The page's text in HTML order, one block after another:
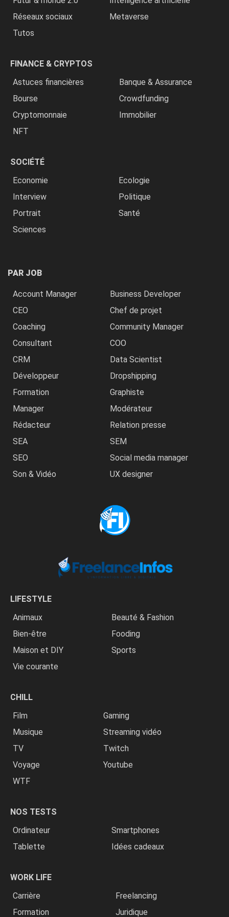
Réseaux sociaux
Metaverse
Tutos
FINANCE & CRYPTOS
Astuces financières
Banque & Assurance
Bourse
Crowdfunding
Cryptomonnaie
Immobilier
NFT
SOCIÉTÉ
Economie
Ecologie
Interview
Politique
Portrait
Santé
Sciences
PAR JOB
Account Manager
Business Developer
CEO
Chef de projet
Coaching
Community Manager
Consultant
COO
CRM
Data Scientist
Développeur
Dropshipping
Formation
Graphiste
Manager
Modérateur
Rédacteur
Relation presse
SEA
SEM
SEO
Social media manager
Son & Vidéo
UX designer
LIFESTYLE
Animaux
Beauté & Fashion
Bien-être
Fooding
Maison et DIY
Sports
Vie courante
CHILL
Film
Gaming
Musique
Streaming vidéo
TV
Twitch
Voyage
Youtube
WTF
NOS TESTS
Ordinateur
Smartphones
Tablette
Idées cadeaux
WORK LIFE
Carrière
Freelancing
Formation
Juridique